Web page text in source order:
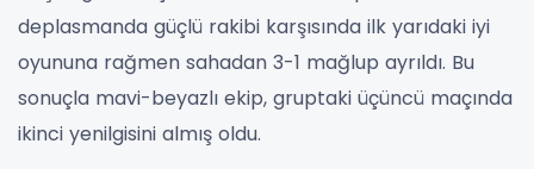
deplasmanda güçlü rakibi karşısında ilk yarıdaki iyi
oyununa rağmen sahadan 3-1 mağlup ayrıldı. Bu
sonuçla mavi-beyazlı ekip, gruptaki üçüncü maçında
ikinci yenilgisini almış oldu.